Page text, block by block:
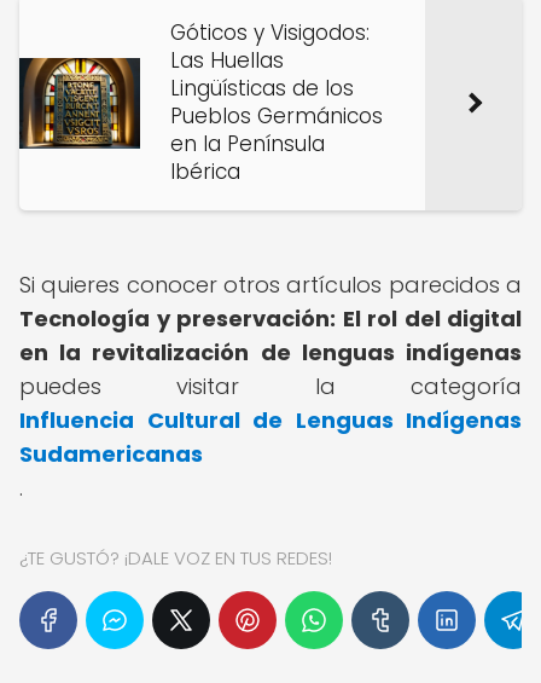
Góticos y Visigodos:
Las Huellas
Lingüísticas de los
Pueblos Germánicos
en la Península
Ibérica
Si quieres conocer otros artículos parecidos a
Tecnología y preservación: El rol del digital
en la revitalización de lenguas indígenas
puedes visitar la categoría
Influencia Cultural de Lenguas Indígenas
Sudamericanas
.
¿TE GUSTÓ? ¡DALE VOZ EN TUS REDES!